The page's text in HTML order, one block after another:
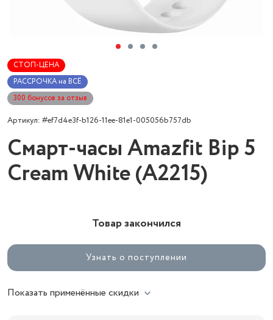
СТОП-ЦЕНА
РАССРОЧКА на ВСЁ
300 бонусов за отзыв
Артикул: #ef7d4e3f-b126-11ee-81e1-005056b757db
Смарт-часы Amazfit Bip 5
Cream White (A2215)
Товар закончился
Узнать о поступлении
Показать применённые скидки